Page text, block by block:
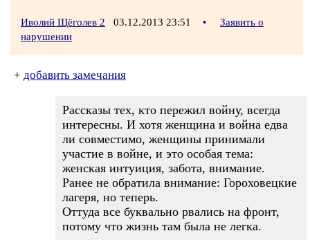
Иволий Щёголев 2 03.12.2013 23:51 •
Заявить о
нарушении
+ добавить замечания
Рассказы тех, кто пережил войну, всегда
интересны. И хотя женщина и война едва
ли совместимо, женщины принимали
участие в войне, и это особая тема:
женская интуиция, забота, внимание.
Ранее не обратила внимание: Гороховецкие
лагеря, но теперь.
Оттуда все буквально рвались на фронт,
потому что жизнь там была не легка.